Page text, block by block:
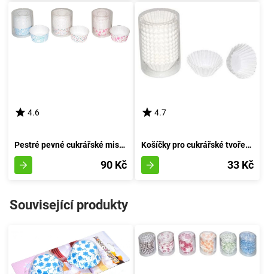
4.6
Pestré pevné cukrářské misky (průměr 7,5 cm, výška 4 cm) - balení 25 kusů
90 Kč
4.7
Košíčky pro cukrářské tvoření 6cm (šířka 3cm, výška 1,5cm) - balení 200 kusů
33 Kč
Související produkty